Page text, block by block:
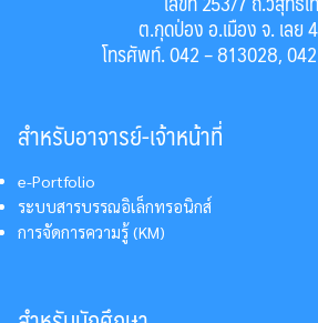
ต.กุดป่อง อ.เมือง จ. เลย
โทรศัพท์. 042 – 813028,
สำหรับอาจารย์-เจ้าหน้าที่
e-Portfolio
ระบบสารบรรณอิเล็กทรอนิกส์
การจัดการความรู้ (KM)